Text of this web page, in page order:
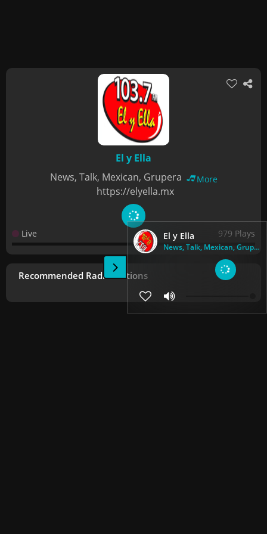
El y Ella
News, Talk, Mexican, Grupera
El y Ella
News, Talk, Mexican, Grupera
More
https://elyella.mx
Live 979 Plays
Recommended Radio Stations